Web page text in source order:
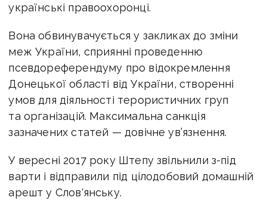
українські правоохоронці.
Вона обвинувачується у закликах до зміни
меж України, сприянні проведенню
псевдореферендуму про відокремлення
Донецької області від України, створенні
умов для діяльності терористичних груп
та організацій. Максимальна санкція
зазначених статей — довічне ув’язнення.
У вересні 2017 року Штепу звільнили з-під
варти і відправили під цілодобовий домашній
арешт у Слов'янську.